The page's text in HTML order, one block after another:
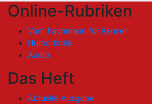
Online-Rubriken
Vom Fachmann für Kenner
Humorkritik
Audio
Das Heft
Aktuelle Ausgabe